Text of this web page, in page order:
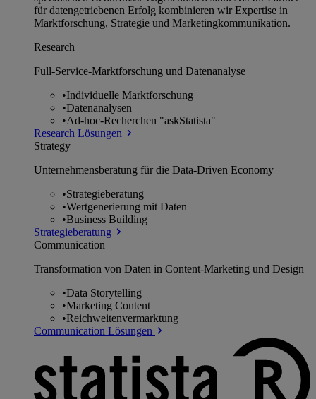
für datengetriebenen Erfolg kombinieren wir Expertise in
Marktforschung, Strategie und Marketingkommunikation.
Research
Full-Service-Marktforschung und Datenanalyse
•Individuelle Marktforschung
•Datenanalysen
•Ad-hoc-Recherchen "askStatista"
Research Lösungen
Strategy
Unternehmens­beratung für die Data-Driven Economy
•Strategieberatung
•Wertgenerierung mit Daten
•Business Building
Strategieberatung
Communication
Transformation von Daten in Content-Marketing und Design
•Data Storytelling
•Marketing Content
•Reichweitenvermarktung
Communication Lösungen